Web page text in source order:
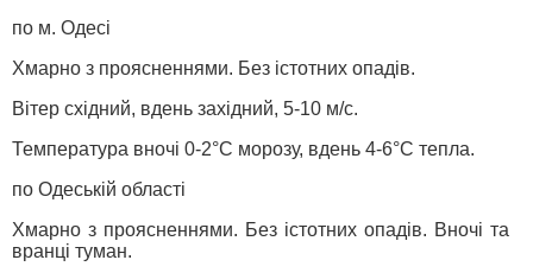
по м. Одесі
Хмарно з проясненнями. Без істотних опадів.
Вітер східний, вдень західний, 5-10 м/с.
Температура вночі 0-2°С морозу, вдень 4-6°С тепла.
по Одеській області
Хмарно з проясненнями. Без істотних опадів. Вночі та
вранці туман.